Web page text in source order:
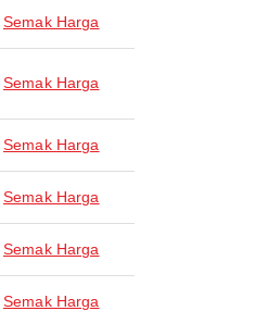
Semak Harga
Semak Harga
Semak Harga
Semak Harga
Semak Harga
Semak Harga